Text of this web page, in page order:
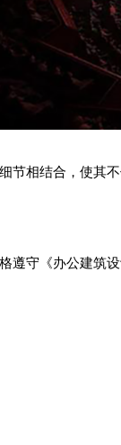
节相结合，使其
遵守《办公建筑